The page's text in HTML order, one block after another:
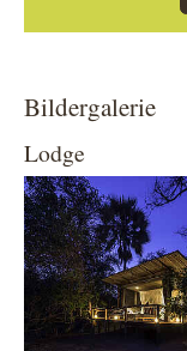
Bildergalerie
Lodge
Show larger